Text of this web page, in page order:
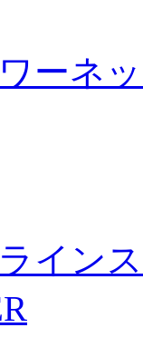
ーネ
イン